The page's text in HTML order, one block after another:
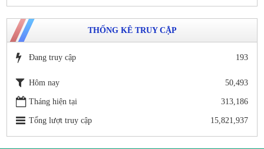
THỐNG KÊ TRUY CẬP
Đang truy cập 193
Hôm nay 50,493
Tháng hiện tại 313,186
Tổng lượt truy cập 15,821,937